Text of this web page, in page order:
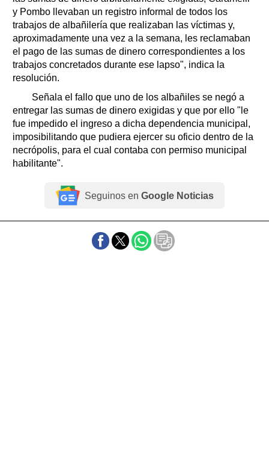
y Pombo llevaban un registro informal de todos los
trabajos de albañilería que realizaban las víctimas y,
aproximadamente una vez a la semana, les reclamaban
el pago de las sumas de dinero correspondientes a los
trabajos concretados durante ese lapso", indica la
resolución.
Señala el fallo que uno de los albañiles se negó a
entregar las sumas de dinero exigidas y que por ello "le
fue impedido el ingreso a dicha dependencia municipal,
imposibilitando que pudiera ejercer su oficio dentro de la
necrópolis, para el cual contaba con permiso municipal
habilitante".
Seguinos en Google Noticias